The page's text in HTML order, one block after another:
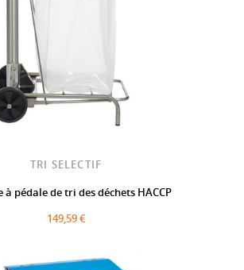
TRI SELECTIF
à pédale de tri des déchets HACCP
149,59 €